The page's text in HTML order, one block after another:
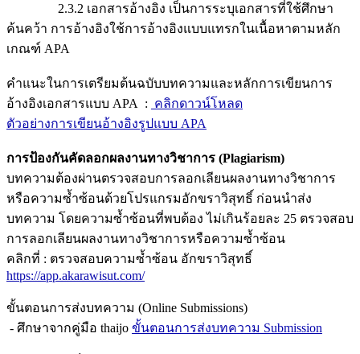
2.3.2 เอกสารอ้างอิง เป็นการระบุเอกสารที่ใช้ศึกษา
ค้นคว้า การอ้างอิงใช้การอ้างอิงแบบแทรกในเนื้อหาตามหลัก
เกณฑ์ APA
คำแนะในการเตรียมต้นฉบับบทความและหลักการเขียนการ
อ้างอิงเอกสารแบบ APA : คลิกดาวน์โหลด
ตัวอย่างการเขียนอ้างอิงรูปแบบ APA
การป้องกันคัดลอกผลงานทางวิชาการ (Plagiarism)
บทความต้องผ่านตรวจสอบการลอกเลียนผลงานทางวิชาการ
หรือความซ้ำซ้อนด้วยโปรแกรมอักขราวิสุทธิ์ ก่อนนำส่ง
บทความ โดยความซ้ำซ้อนที่พบต้อง ไม่เกินร้อยละ 25 ตรวจสอบ
การลอกเลียนผลงานทางวิชาการหรือความซ้ำซ้อน
คลิกที่ : ตรวจสอบความซ้ำซ้อน อักขราวิสุทธิ์
https://app.akarawisut.com/
ขั้นตอนการส่งบทความ (Online Submissions)
- ศึกษาจากคู่มือ thaijo ขั้นตอนการส่งบทความ Submission